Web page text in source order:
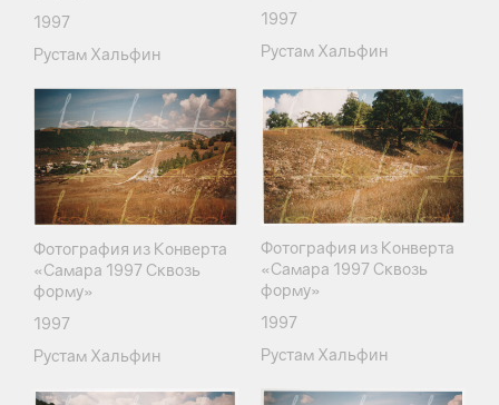
1997
Рустам Хальфин
1997
Рустам Хальфин
Фотография из Конверта
«Самара 1997 Сквозь
форму»
1997
Рустам Хальфин
Фотография из Конверта
«Самара 1997 Сквозь
форму»
1997
Рустам Хальфин